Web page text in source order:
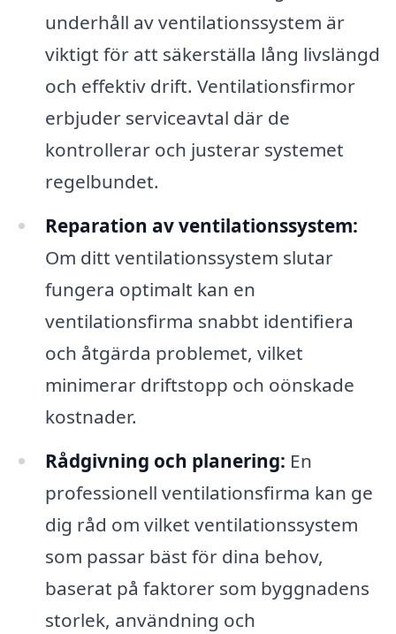
underhåll av ventilationssystem är
viktigt för att säkerställa lång livslängd
och effektiv drift. Ventilationsfirmor
erbjuder serviceavtal där de
kontrollerar och justerar systemet
regelbundet.
Reparation av ventilationssystem:
Om ditt ventilationssystem slutar
fungera optimalt kan en
ventilationsfirma snabbt identifiera
och åtgärda problemet, vilket
minimerar driftstopp och oönskade
kostnader.
Rådgivning och planering: En
professionell ventilationsfirma kan ge
dig råd om vilket ventilationssystem
som passar bäst för dina behov,
baserat på faktorer som byggnadens
storlek, användning och